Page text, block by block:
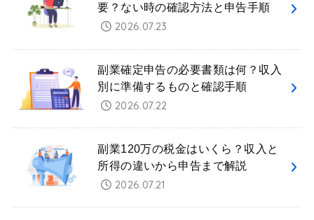
要？ない時の確認方法と申告手順
2026.07.23
副業確定申告の必要書類は何？収入
別に準備するものと確認手順
2026.07.22
副業120万の税金はいくら？収入と
所得の違いから申告まで解説
2026.07.21